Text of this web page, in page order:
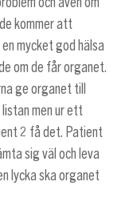
kommer att
mycket god hälsa
om de får organet.
ge organet till
men ur ett
2 få det. Patient
sig väl och leva
lycka ska organet